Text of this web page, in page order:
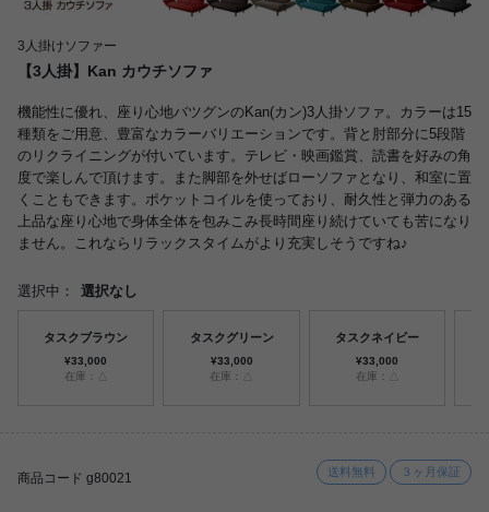
3人掛けソファー
【3人掛】Kan カウチソファ
機能性に優れ、座り心地バツグンのKan(カン)3人掛ソファ。カラーは15
種類をご用意、豊富なカラーバリエーションです。背と肘部分に5段階
のリクライニングが付いています。テレビ・映画鑑賞、読書を好みの角
度で楽しんで頂けます。また脚部を外せばローソファとなり、和室に置
くこともできます。ポケットコイルを使っており、耐久性と弾力のある
上品な座り心地で身体全体を包みこみ長時間座り続けていても苦になり
ません。これならリラックスタイムがより充実しそうですね♪
選択中： 選択なし
タスクブラウン
¥33,000
在庫：△
タスクグリーン
¥33,000
在庫：△
タスクネイビー
¥33,000
在庫：△
商品コード g80021 送料無料 ３ヶ月保証